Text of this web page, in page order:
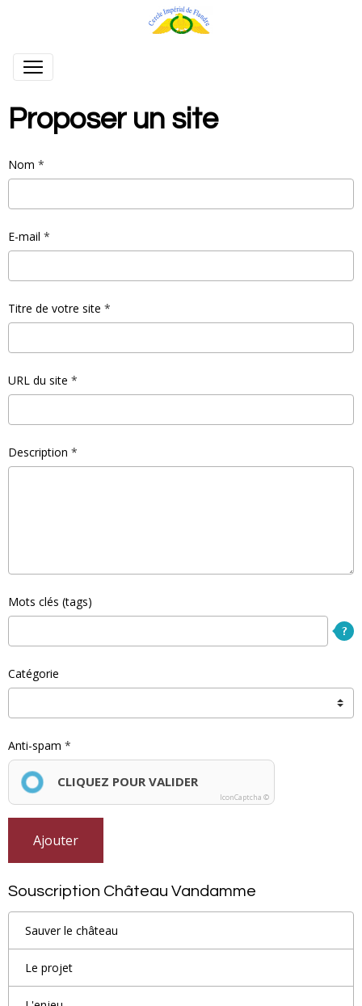
Proposer un site
Nom
E-mail
Titre de votre site
URL du site
Description
Mots clés (tags)
Catégorie
Anti-spam
CLIQUEZ POUR VALIDER
IconCaptcha ©
Ajouter
Souscription Château Vandamme
Sauver le château
Le projet